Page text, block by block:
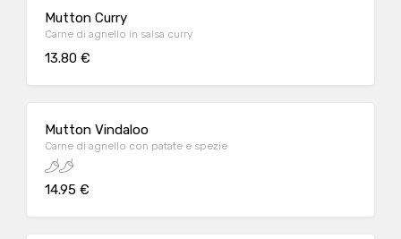
Mutton Curry
Carne di agnello in salsa curry
13.80 €
Mutton Vindaloo
Carne di agnello con patate e spezie
14.95 €